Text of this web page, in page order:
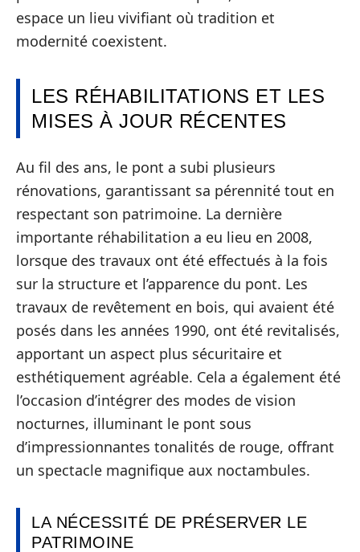
espace un lieu vivifiant où tradition et
modernité coexistent.
LES RÉHABILITATIONS ET LES
MISES À JOUR RÉCENTES
Au fil des ans, le pont a subi plusieurs
rénovations, garantissant sa pérennité tout en
respectant son patrimoine. La dernière
importante réhabilitation a eu lieu en 2008,
lorsque des travaux ont été effectués à la fois
sur la structure et l’apparence du pont. Les
travaux de revêtement en bois, qui avaient été
posés dans les années 1990, ont été revitalisés,
apportant un aspect plus sécuritaire et
esthétiquement agréable. Cela a également été
l’occasion d’intégrer des modes de vision
nocturnes, illuminant le pont sous
d’impressionnantes tonalités de rouge, offrant
un spectacle magnifique aux noctambules.
LA NÉCESSITÉ DE PRÉSERVER LE
PATRIMOINE